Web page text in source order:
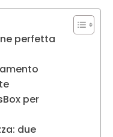
perfetta
per
due